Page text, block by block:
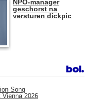
NPO-manager
geschorst na
versturen dickpic
Song
Vienna 2026